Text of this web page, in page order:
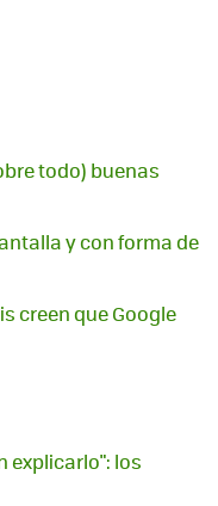
todo) buenas
y con forma de
creen que Google
explicarlo": los